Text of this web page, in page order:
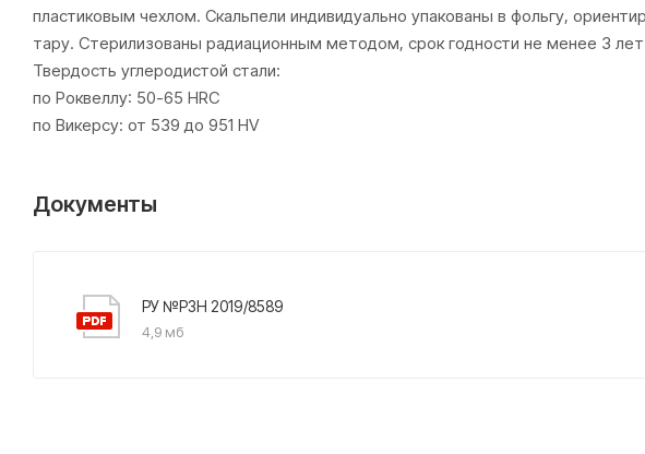
пластиковым чехлом. Скальпели индивидуально упакованы в фольгу,
тару. Стерилизованы радиационным методом, срок годности не менее 3
Твердость углеродистой стали:
по Роквеллу: 50-65 HRC
по Викерсу: от 539 до 951 HV
Документы
РУ №РЗН 2019/8589
4,9 мб